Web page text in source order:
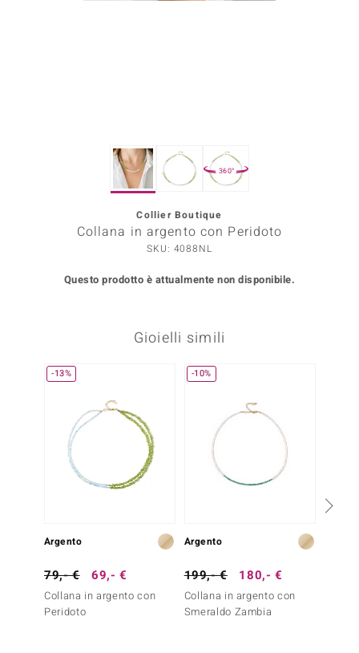
Collection
360°
Collier Boutique
Collana in argento con Peridoto
SKU: 4088NL
Questo prodotto è attualmente non disponibile.
Gioielli simili
-13%
Argento
79,- € 69,- €
Collana in argento con
Peridoto
-10%
Argento
199,- € 180,- €
Collana in argento con
Smeraldo Zambia